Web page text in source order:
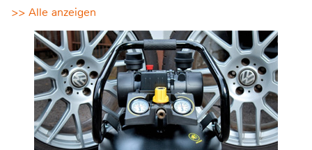
>> Alle anzeigen